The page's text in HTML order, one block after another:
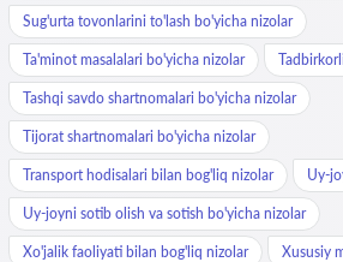
Sug'urta tovonlarini to'lash bo'yicha nizolar
Ta'minot masalalari bo'yicha nizolar
Tashqi savdo shartnomalari bo'yicha nizolar
Tijorat shartnomalari bo'yicha nizolar
Transport hodisalari bilan bog'liq nizolar Uy-
Uy-joyni sotib olish va sotish bo'yicha nizolar
Xo'jalik faoliyati bilan bog'liq nizolar Xususiy